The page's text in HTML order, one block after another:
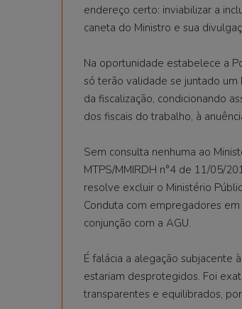
endereço certo: inviabilizar a
caneta do Ministro e sua
Na oportunidade estabelece a
só terão validade se juntado
da fiscalização, condicionando
dos fiscais do trabalho, à
Sem consulta nenhuma ao
MTPS/MMIRDH n°4 de 11/05/
resolve excluir o Ministério
Conduta com empregadores
conjunção com a AGU.
É falácia a alegação
estariam desprotegidos. Foi
transparentes e equilibrados,